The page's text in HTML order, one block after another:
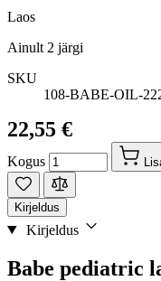
Laos
Ainult 2 järgi
SKU
108-BABE-OIL-
22,55 €
Kogus
Kirjeldus
Kirjeldus
Babe pediatric